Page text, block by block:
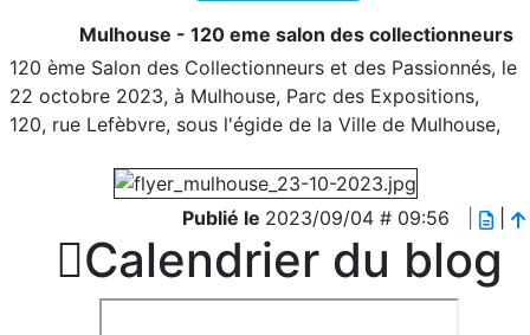
Mulhouse - 120 eme salon des collectionneurs
120 ème Salon des Collectionneurs et des Passionnés, le
22 octobre 2023, à Mulhouse, Parc des Expositions,
120, rue Lefèbvre, sous l'égide de la Ville de Mulhouse,
Publié le 2023/09/04 # 09:56
Calendrier du blog